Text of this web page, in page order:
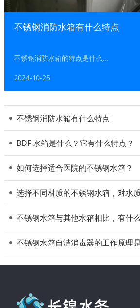
不锈钢消防水箱有什么特点
不锈钢消防水箱的特点是什么...
2024-10-25
不锈钢消防水箱有什么特点
BDF 水箱是什么？它有什么特点？
如何选择适合医院的不锈钢水箱？